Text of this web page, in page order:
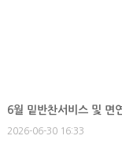
6월 밑반찬서비스 및 면
2026-06-30 16:33